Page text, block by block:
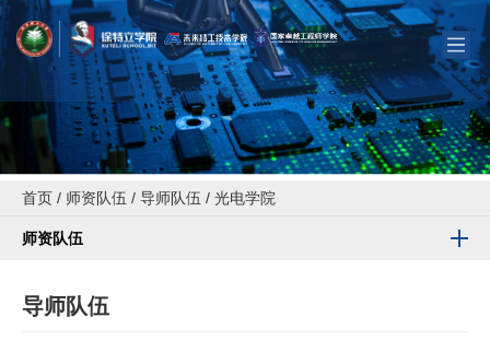
首页 / 师资队伍 / 导师队伍 / 光电学院
师资队伍
导师队伍